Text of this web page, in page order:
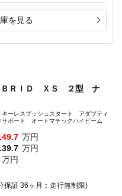
を見る
ＢＲＩＤ ＸＳ ２型 ナ
ーレスプッシュスタート アダプティ
サポート オートマチックハイビーム
万円
万円
万円
保証 36ヶ月：走行無制限)